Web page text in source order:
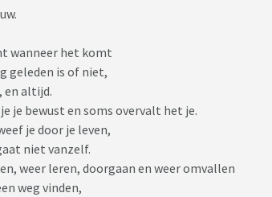
wanneer het komt
geleden is of niet,
en altijd.
je bewust en soms overvalt het je.
je door je leven,
niet vanzelf.
weer leren, doorgaan en weer omvallen
weg vinden,